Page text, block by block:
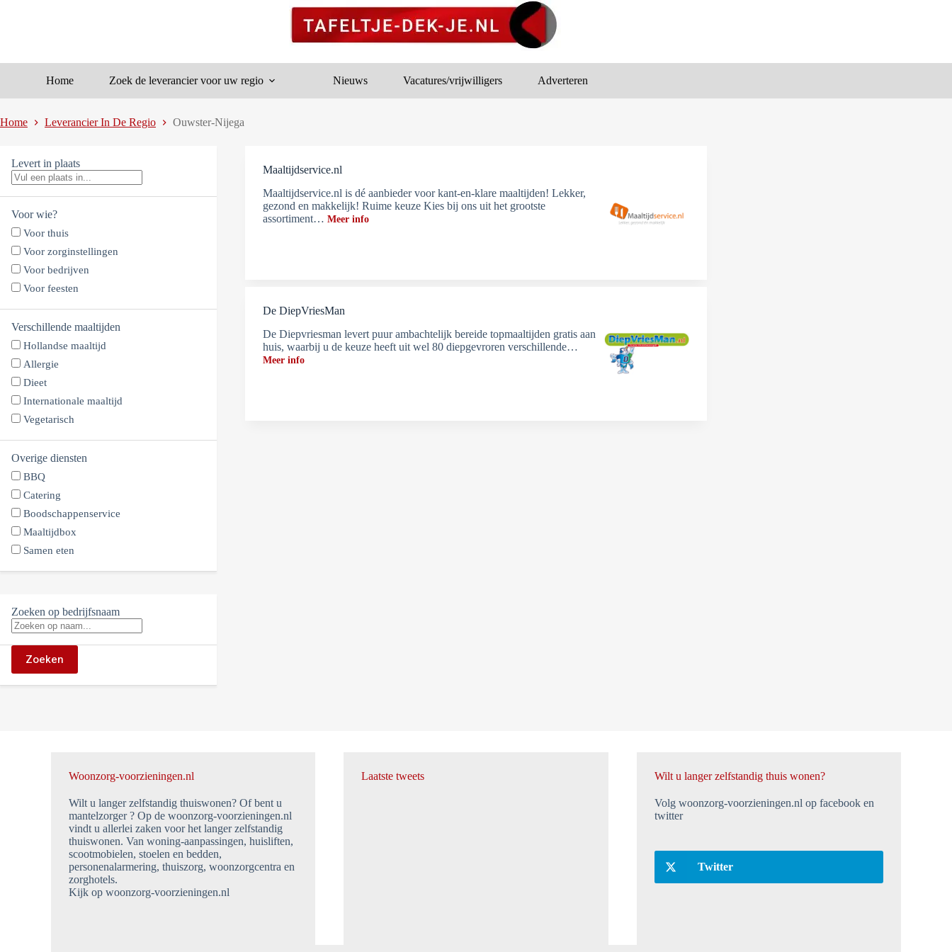
Home Zoek de leverancier voor uw regio Nieuws Vacatures/vrijwilligers Adverteren
Home Leverancier In De Regio Ouwster-Nijega
Levert in plaats
Voor wie?
Voor thuis
Voor zorginstellingen
Voor bedrijven
Voor feesten
Verschillende maaltijden
Hollandse maaltijd
Allergie
Dieet
Internationale maaltijd
Vegetarisch
Overige diensten
BBQ
Catering
Boodschappenservice
Maaltijdbox
Samen eten
Zoeken op bedrijfsnaam
Zoeken
Maaltijdservice.nl
Maaltijdservice.nl is dé aanbieder voor kant-en-klare maaltijden! Lekker,
gezond en makkelijk! Ruime keuze Kies bij ons uit het grootste
assortiment… Meer info
De DiepVriesMan
De Diepvriesman levert puur ambachtelijk bereide topmaaltijden gratis aan
huis, waarbij u de keuze heeft uit wel 80 diepgevroren verschillende…
Meer info
Woonzorg-voorzieningen.nl
Wilt u langer zelfstandig thuiswonen? Of bent u
mantelzorger ? Op de woonzorg-voorzieningen.nl
vindt u allerlei zaken voor het langer zelfstandig
thuiswonen. Van woning-aanpassingen, huisliften,
scootmobielen, stoelen en bedden,
personenalarmering, thuiszorg, woonzorgcentra en
zorghotels.
Kijk op woonzorg-voorzieningen.nl
Laatste tweets Wilt u langer zelfstandig thuis wonen?
Volg woonzorg-voorzieningen.nl op facebook en
twitter
Twitter